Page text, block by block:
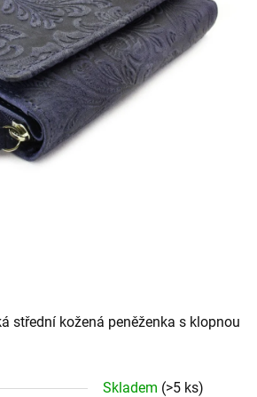
střední kožená peněženka s klopnou
Skladem (>5 ks)